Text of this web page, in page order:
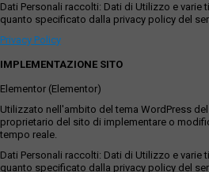
Dati Personali raccolti: Dati di Utilizzo e
quanto specificato dalla privacy policy del
Privacy Policy
IMPLEMENTAZIONE SITO
Elementor (Elementor)
Utilizzato nell'ambito del tema WordPress
proprietario del sito di implementare o
tempo reale.
Dati Personali raccolti: Dati di Utilizzo e
quanto specificato dalla privacy policy del